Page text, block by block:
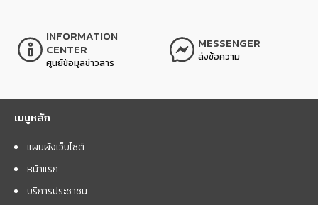
INFORMATION
CENTER
ศูนย์ข้อมูลข่าวสาร
MESSENGER
ส่งข้อความ
เมนูหลัก
แผนผังเว็บไซต์
หน้าแรก
บริการประชาชน